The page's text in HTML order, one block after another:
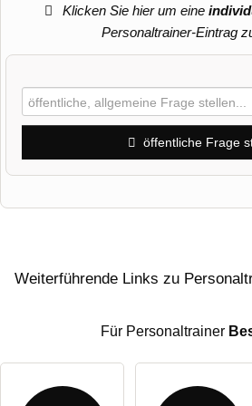
Klicken Sie hier um eine
Personaltrainer-Eintrag
öffentliche Frage
E-Mail-Adresse (wird nicht
Weiterführende Links zu
Für Personaltrainer